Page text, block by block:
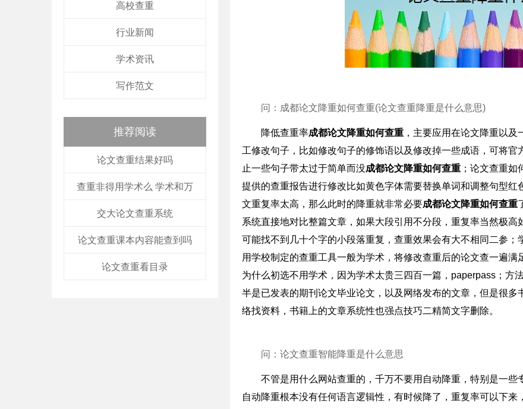
高校查重
行业新闻
学术资讯
写作范文
推荐阅读
论文查重结果好吗
查重非得用学术么 学术和万
交大论文查重系统
论文查重课本内容能查到吗
论文查重看目录
问：成都论文降重如何查重(论文查重降重是什么意思)
降低查重率成都论文降重如何查重 ，主要应用在论文降重以
工修改句子，比如修改句子的修饰语以及修改掉一些成语，可将
止一些句子带太过于简单而没成都论文降重如何查重 ；论文查重
提供的查重报告进行修改比如黄色字体需要替换单词和调整句型
文重复率太高，那么此时的降重就非常必要成都论文降重如何查重
系统直接地对比整篇文章，如果大段引用不分段，重复率当然极
可能找不到几十个字的小段落重复，查重效果会有大不相同二参
用学校制定的查重工具一般为学术，将修改查重后的论文查一遍
为什么初选不用学术，因为学术太贵三四百一篇，paperpass；方
半是已发表的期刊论文毕业论文，以及网络发布的文章，但是很
络找资料，书籍上的文章系统性也强点技巧二精简文字删除。
问：论文查重智能降重是什么意思
不管是用什么网站查重的，千万不要用自动降重，特别是一
自动降重根本没有任何语言逻辑性，有时候降了，重复率可以下来